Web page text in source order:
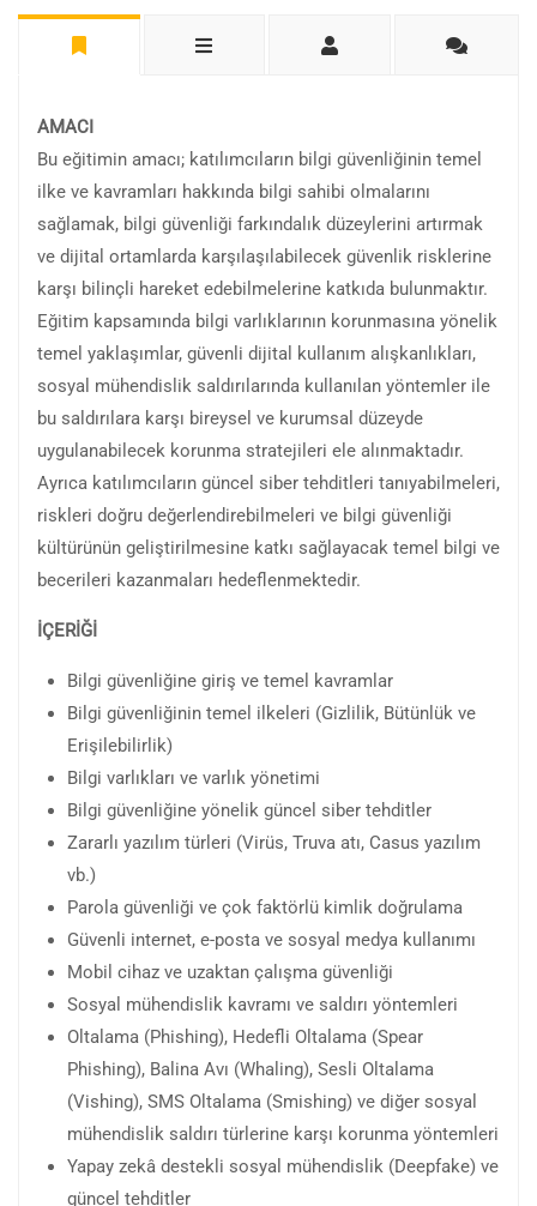
AMACI
Bu eğitimin amacı; katılımcıların bilgi güvenliğinin temel
ilke ve kavramları hakkında bilgi sahibi olmalarını
sağlamak, bilgi güvenliği farkındalık düzeylerini artırmak
ve dijital ortamlarda karşılaşılabilecek güvenlik risklerine
karşı bilinçli hareket edebilmelerine katkıda bulunmaktır.
Eğitim kapsamında bilgi varlıklarının korunmasına yönelik
temel yaklaşımlar, güvenli dijital kullanım alışkanlıkları,
sosyal mühendislik saldırılarında kullanılan yöntemler ile
bu saldırılara karşı bireysel ve kurumsal düzeyde
uygulanabilecek korunma stratejileri ele alınmaktadır.
Ayrıca katılımcıların güncel siber tehditleri tanıyabilmeleri,
riskleri doğru değerlendirebilmeleri ve bilgi güvenliği
kültürünün geliştirilmesine katkı sağlayacak temel bilgi ve
becerileri kazanmaları hedeflenmektedir.
İÇERİĞİ
Bilgi güvenliğine giriş ve temel kavramlar
Bilgi güvenliğinin temel ilkeleri (Gizlilik, Bütünlük ve
Erişilebilirlik)
Bilgi varlıkları ve varlık yönetimi
Bilgi güvenliğine yönelik güncel siber tehditler
Zararlı yazılım türleri (Virüs, Truva atı, Casus yazılım
vb.)
Parola güvenliği ve çok faktörlü kimlik doğrulama
Güvenli internet, e-posta ve sosyal medya kullanımı
Mobil cihaz ve uzaktan çalışma güvenliği
Sosyal mühendislik kavramı ve saldırı yöntemleri
Oltalama (Phishing), Hedefli Oltalama (Spear
Phishing), Balina Avı (Whaling), Sesli Oltalama
(Vishing), SMS Oltalama (Smishing) ve diğer sosyal
mühendislik saldırı türlerine karşı korunma yöntemleri
Yapay zekâ destekli sosyal mühendislik (Deepfake) ve
güncel tehditler